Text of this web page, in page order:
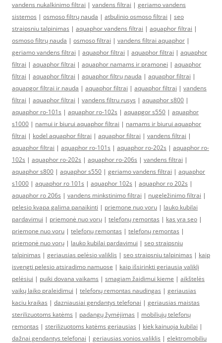
vandens nukalkinimo filtrai | vandens filtrai | geriamo vandens
sistemos | osmoso filtrų nauda | atbulinio osmoso filtrai | seo
straipsniu talpinimas | aquaphor vandens filtrai | aquaphor filtrai |
osmoso filtrų nauda | osmoso filtrai | vandens filtrai aquaphor |
geriamo vandens filtrai | aquaphor filtrai | aquaphor filtrai | aquaphor
filtrai | aquaphor filtrai | aquaphor namams ir pramonei | aquaphor
filtrai | aquaphor filtrai | aquaphor filtrų nauda | aquaphor filtrai |
aquapgor filtrai ir nauda | aquaphor filtrai | aquaphor filtrai | vandens
filtrai | aquaphor filtrai | vandens filtru rusys | aquaphor s800 |
aquaphor ro-101s | aquaphor ro-102s | aquapgor s550 | aquaphor
s1000 | namui ir biurui aquaphor filtrai | namams ir biurui aquaphor
filtrai | kodel aquaphor filtrai | aquaphor filtrai | vandens filtrai |
aquaphor filtrai | aquaphor ro-101s | aquaphor ro-202s | aquaphor ro-
102s | aquaphor ro-202s | aquaphor ro-206s | vandens filtrai |
aquaphor s800 | aquaphor s550 | geriamo vandens filtrai | aquaphor
s1000 | aquaphor ro 101s | aquaphor 102s | aquaphor ro 202s |
aquaphor ro 206s | vandens minkstinimo filtrai | nugeležinimo filtrai |
pelesio kvapa galima panaikinti | priemone nuo voru | lauko kubilai
pardavimui | priemonė nuo vorų | telefonų remontas | kas yra seo |
priemone nuo voru | telefonų remontas | telefonų remontas |
priemonė nuo vorų | lauko kubilai pardavimui | seo straipsniu
talpinimas | geriausias pelėsio valiklis | seo straipsniu talpinimas | kaip
isvengti pelesio atsiradimo namuose | kaip išsirinkti geriausią valiklį
pelėsiui | puiki dovana vaikams | smagiam žaidimui kieme | aikštelės
vaikų laiko praleidimui | telefonų remontas naudingas | geriausias
kaciu kraikas | dazniausiai gendantys telefonai | geriausias maistas
sterilizuotoms katėms | padangų žymėjimas | mobiliųjų telefonų
remontas | sterilizuotoms katėms geriausias | kiek kainuoja kubilai |
dažnai gendantys telefonai | geriausias vonios valiklis | elektromobiliu